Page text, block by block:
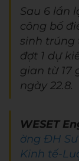
Sau 6 lần
công bố
sinh trúng
đợt 1 dự
gian từ 17
ngày 22.8.
WESET
ờng ĐH
Kinh tế-